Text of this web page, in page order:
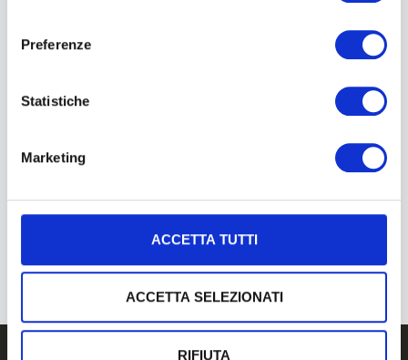
Preferenze
Statistiche
Marketing
ACCETTA TUTTI
ACCETTA SELEZIONATI
RIFIUTA
Luglio 23, 2026
Aree Del Sisma 2016: Firmato Il Contratto